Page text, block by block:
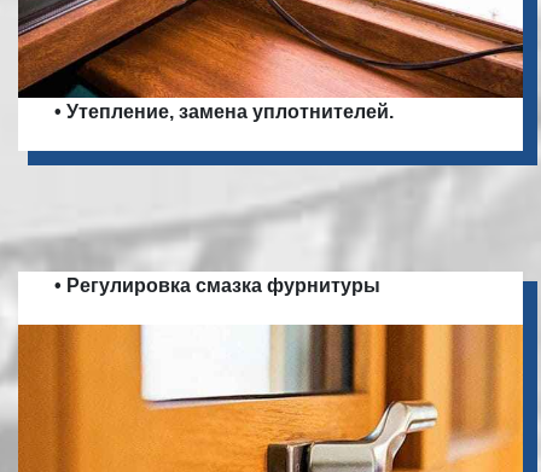
• Утепление, замена уплотнителей.
• Регулировка смазка фурнитуры